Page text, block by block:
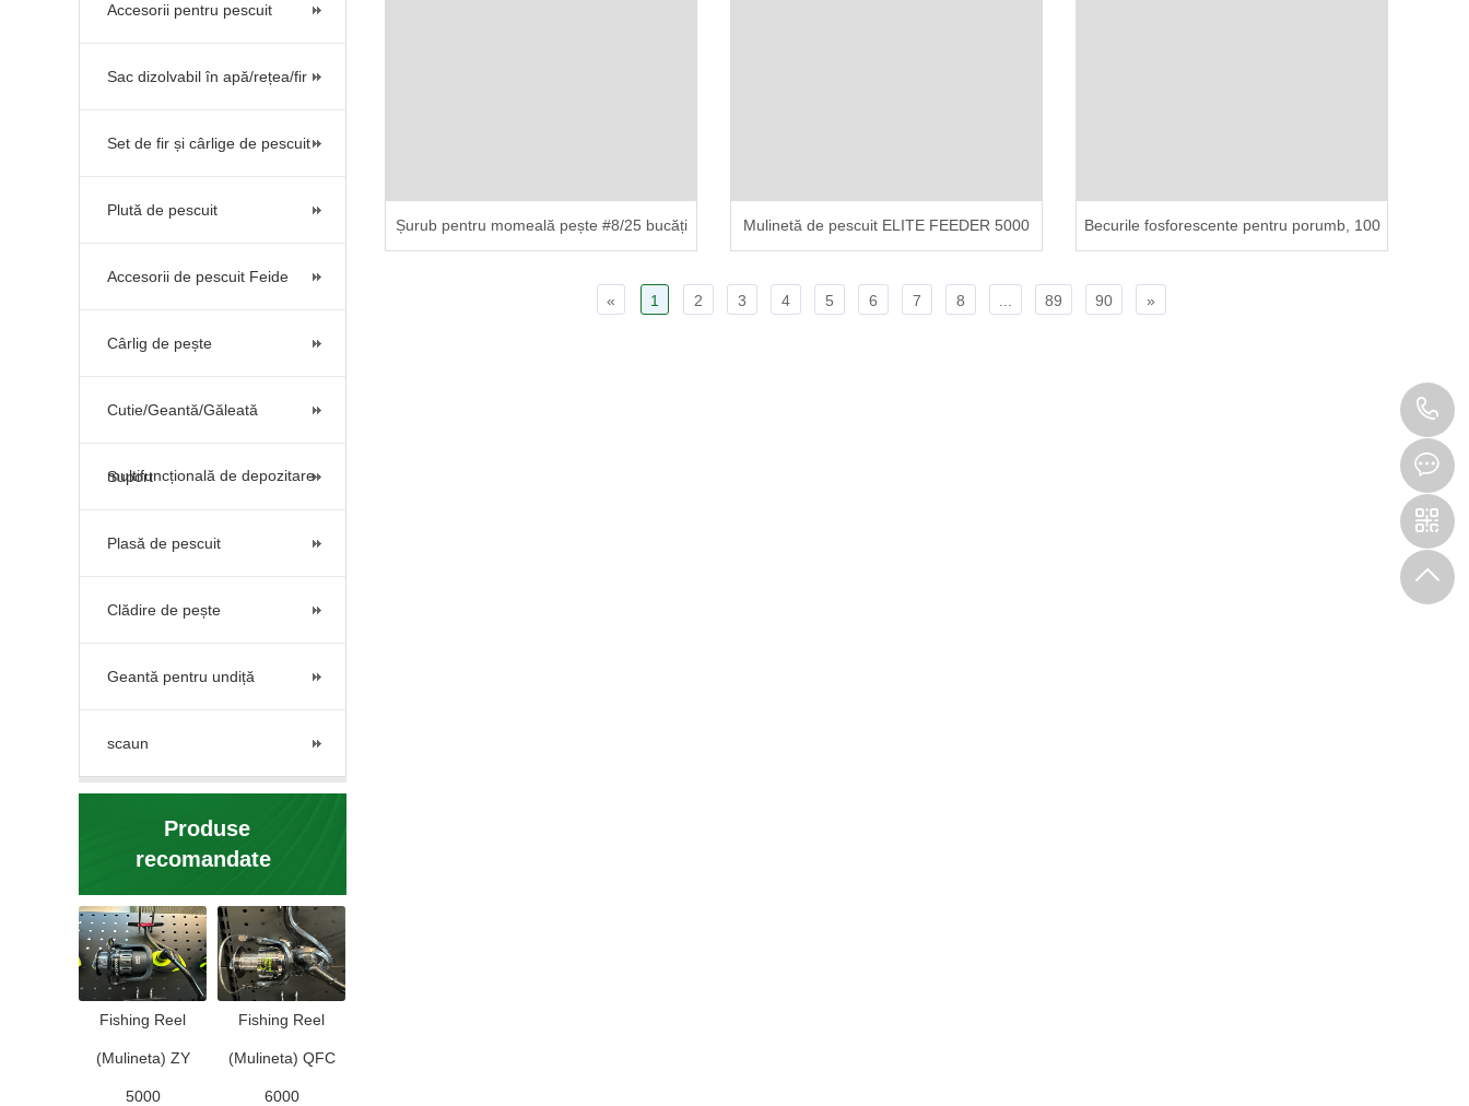
Accesorii pentru pescuit
Sac dizolvabil în apă/rețea/fir
Set de fir și cârlige de pescuit
Plută de pescuit
Accesorii de pescuit Feide
Cârlig de pește
Cutie/Geantă/Găleată
multifuncțională de depozitare
Suport
Plasă de pescuit
Clădire de pește
Geantă pentru undiță
scaun
Produse
recomandate
Fishing Reel
(Mulineta) ZY
5000
Fishing Reel
(Mulineta) QFC
6000
Șurub pentru momeală pește #8/25 bucăți Mulinetă de pescuit ELITE FEEDER 5000 Becurile fosforescente pentru porumb, 100
«
1 2 3 4 5 6 7 8 89 90 »